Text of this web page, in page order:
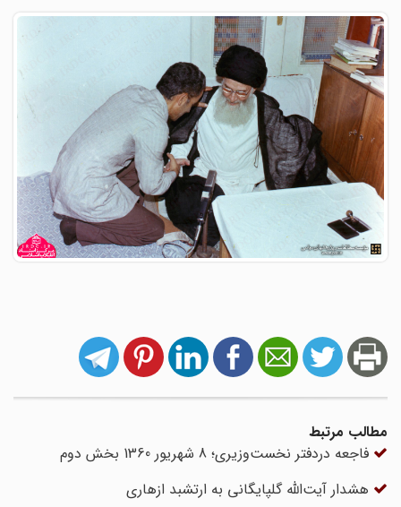
مطالب مرتبط
فاجعه دردفتر نخست‌وزیری؛ 8 شهریور 1360 بخش دوم
هشدار آیت‌الله گلپایگانی به ارتشبد ازهارى